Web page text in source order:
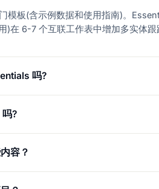
模板(含示例数据和使用指南)。
)在 6-7 个互联工作表中增加多实体跟
吗?
?
容？